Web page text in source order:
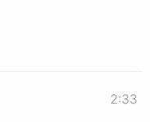
2:33